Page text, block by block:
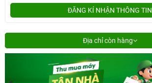
ĐĂNG KÍ NHẬN THÔNG TIN
Địa chỉ còn hàng